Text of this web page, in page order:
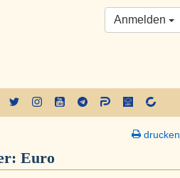
Anmelden
drucken
Euro